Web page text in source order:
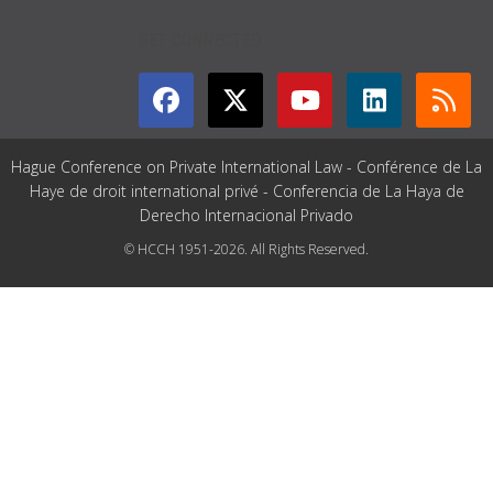
Hague Conference on Private International Law - Conférence de La
Haye de droit international privé - Conferencia de La Haya de
Derecho Internacional Privado
© HCCH 1951-2026. All Rights Reserved.